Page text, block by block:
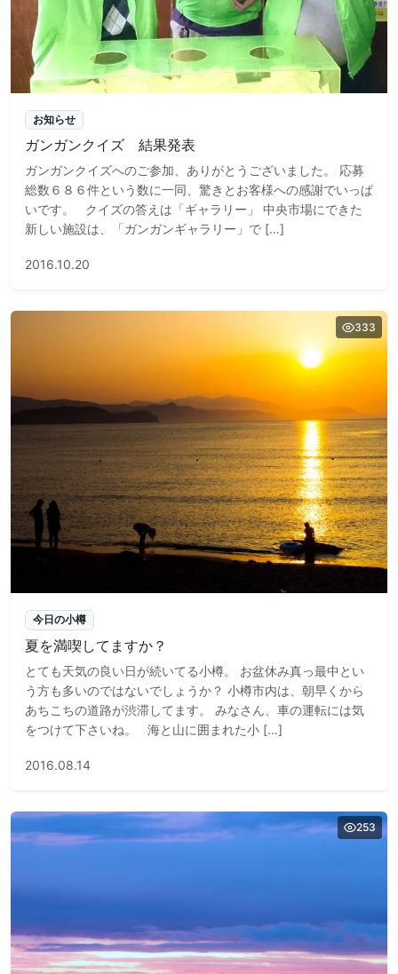
お知らせ
ガンガンクイズ 結果発表
ガンガンクイズへのご参加、ありがとうございました。 応募
総数６８６件という数に一同、驚きとお客様への感謝でいっぱ
いです。 クイズの答えは「ギャラリー」 中央市場にできた
新しい施設は、「ガンガンギャラリー」で […]
2016.10.20
333
今日の小樽
夏を満喫してますか？
とても天気の良い日が続いてる小樽。 お盆休み真っ最中とい
う方も多いのではないでしょうか？ 小樽市内は、朝早くから
あちこちの道路が渋滞してます。 みなさん、車の運転には気
をつけて下さいね。 海と山に囲まれた小 […]
2016.08.14
253